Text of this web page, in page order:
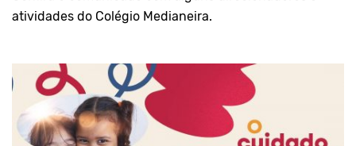
atividades do Colégio Medianeira.